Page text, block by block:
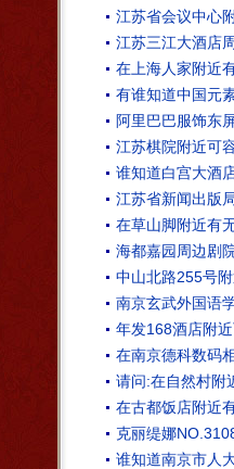
江苏省会议中心
江苏三江大酒店
在上海人家附近
有谁知道中国元
阿里巴巴服饰东
江苏棋院附近可
谁知道白宫大酒
江苏省新闻出版
在草山脚附近有
海都嘉园周边剧
中山北路255号
南京玄武外国语
年发168酒店附
在南京德科数码
请问:在自然村附
在古都饭店附近
克丽缇娜
谁知道南京市人